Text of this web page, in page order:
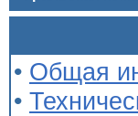
• Общая
•